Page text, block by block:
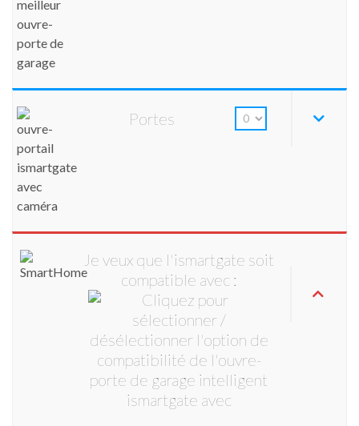
Portes
Je veux que l'ismartgate soit
compatible avec :